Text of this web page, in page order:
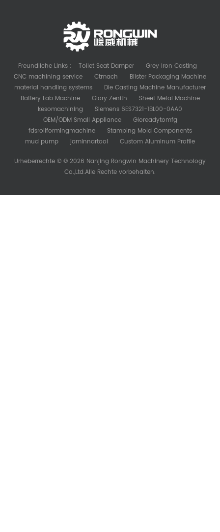
Freundliche Links : Toilet Seat Damper
Grey Iron Casting
CNC machining service
Ctmach
Blister Packaging Machine
material handling systems
Die Casting Machine Manufacturer
Battery Lab Machine
Glory Zenith
Sheet Metal Machine
kesomachining
Siemens 6ES7321-1BL00-0AA0
OEM/ODM Small Appliance
Gloreadytomfg
fdsrollformingmachine
Stamping Mold Components
mud pump
jaminnartool Custom Aluminum Profile
Urheberrechte © © 2026 Nanjing Rongwin Machinery Technology
Co.,Ltd.Alle Rechte vorbehalten.